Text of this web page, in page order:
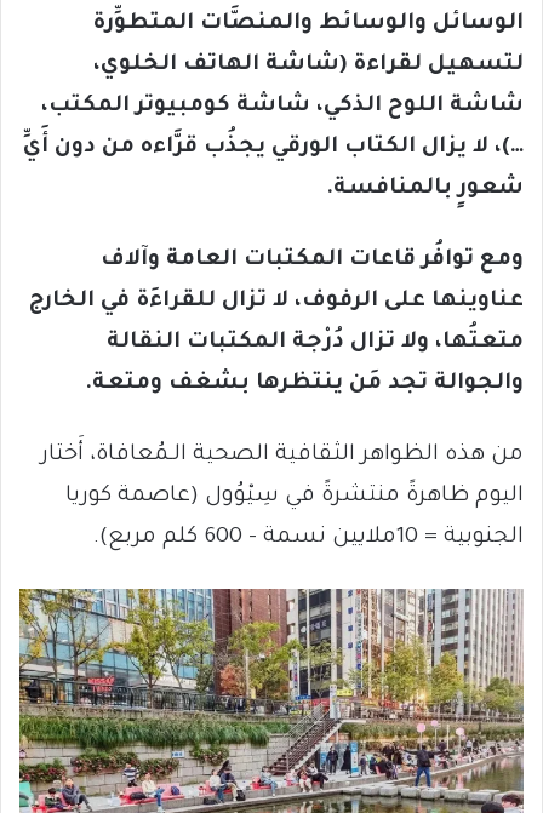
الوسائل والوسائط والمنصَّات المتطوِّرة
لتسهيل لقراءة (شاشة الهاتف الخلوي،
شاشة اللوح الذكي، شاشة كومبيوتر المكتب،
…)، لا يزال الكتاب الورقي يجذُب قرَّاءه من دون أَيِّ
شعورٍ بالمنافسة.
ومع توافُر قاعات المكتبات العامة وآلاف
عناوينها على الرفوف، لا تزال للقراءَة في الخارج
متعتُها، ولا تزال دُرْجة المكتبات النقالة
والجوالة تجد مَن ينتظرها بشغف ومتعة.
من هذه الظواهر الثقافية الصحية الـمُعافاة، أَختار
اليوم ظاهرةً منتشرةً في سِيْوُول (عاصمة كوريا
الجنوبية = 10ملايين نسمة – 600 كلم مربع).